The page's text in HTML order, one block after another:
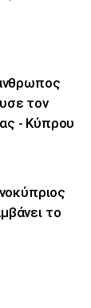
τον
- Κύπρου
το